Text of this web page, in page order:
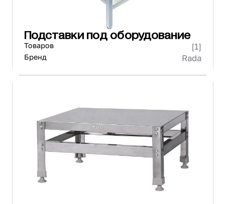
Подставки под оборудование
Товаров [1]
Бренд Rada